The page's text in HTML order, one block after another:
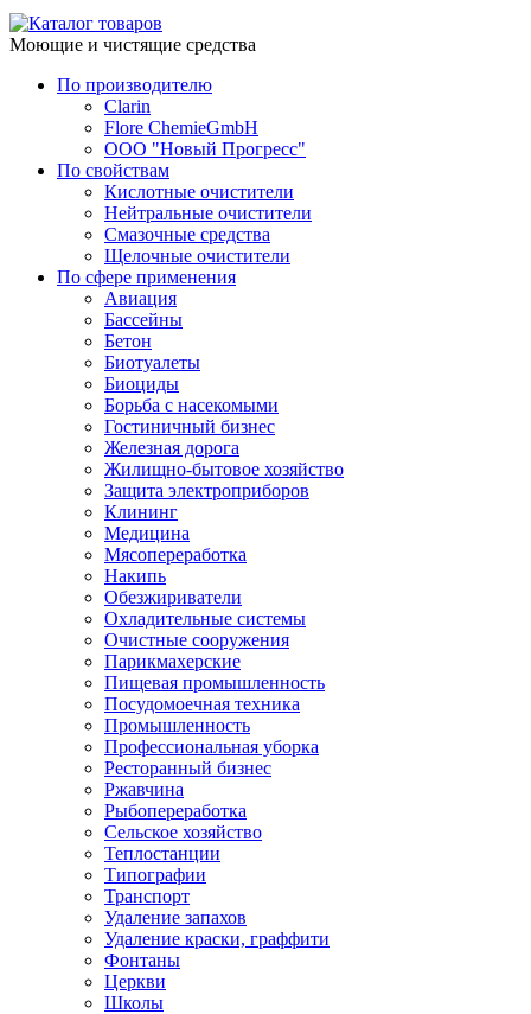
Моющие и чистящие средства
По производителю
Clarin
Flore ChemieGmbH
ООО "Новый Прогресс"
По свойствам
Кислотные очистители
Нейтральные очистители
Смазочные средства
Щелочные очистители
По сфере применения
Авиация
Бассейны
Бетон
Биотуалеты
Биоциды
Борьба с насекомыми
Гостиничный бизнес
Железная дорога
Жилищно-бытовое хозяйство
Защита электроприборов
Клининг
Медицина
Мясопереработка
Накипь
Обезжириватели
Охладительные системы
Очистные сооружения
Парикмахерские
Пищевая промышленность
Посудомоечная техника
Промышленность
Профессиональная уборка
Ресторанный бизнес
Ржавчина
Рыбопереработка
Сельское хозяйство
Теплостанции
Типографии
Транспорт
Удаление запахов
Удаление краски, граффити
Фонтаны
Церкви
Школы